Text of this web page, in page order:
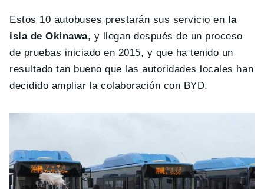
Estos 10 autobuses prestarán sus servicio en la
isla de Okinawa, y llegan después de un proceso
de pruebas iniciado en 2015, y que ha tenido un
resultado tan bueno que las autoridades locales han
decidido ampliar la colaboración con BYD.